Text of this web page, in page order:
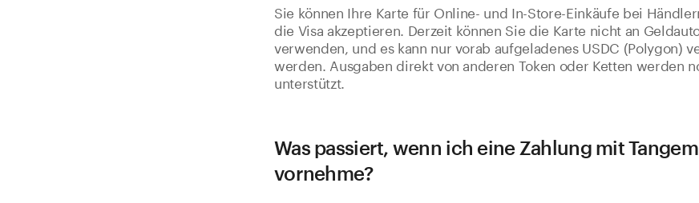
Sie können Ihre Karte für Online- und In-Store-Einkäufe bei
die Visa akzeptieren. Derzeit können Sie die Karte nicht an
verwenden, und es kann nur vorab aufgeladenes USDC (Polygon)
werden. Ausgaben direkt von anderen Token oder Ketten werden
unterstützt.
Was passiert, wenn ich eine Zahlung mit
vornehme?